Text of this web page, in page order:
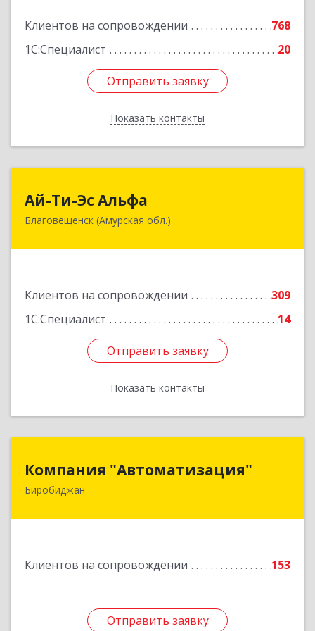
Клиентов на сопровождении
768
1С:Специалист
20
Отправить заявку
Показать контакты
Отправить заявку
Назад
Ай-Ти-Эс Альфа
Благовещенск (Амурская обл.)
Клиентов на сопровождении
309
1С:Специалист
14
Отправить заявку
Показать контакты
675000, Амурская обл, Благовещенск г, Зейская
Отправить заявку
Назад
Компания "Автоматизация"
Биробиджан
Клиентов на сопровождении 153
Отправить заявку
679016, Еврейская Аобл, Биробиджан г,
Отправить заявку